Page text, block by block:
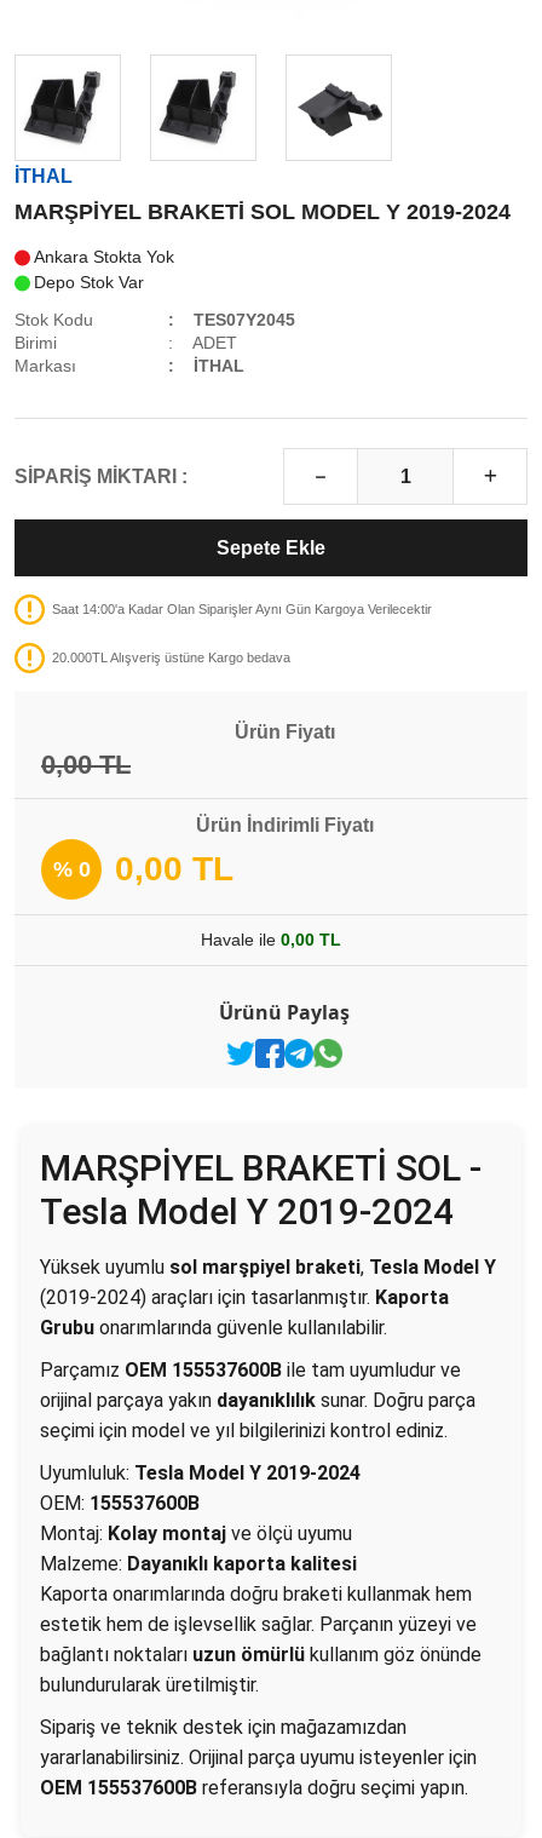
İTHAL
MARŞPİYEL BRAKETİ SOL MODEL Y 2019-2024
Ankara Stokta Yok
Depo Stok Var
Stok Kodu
TES07Y2045
Birimi
ADET
Markası
İTHAL
SİPARİŞ MİKTARI :
Sepete Ekle
Saat 14:00'a Kadar Olan Siparişler Aynı Gün Kargoya Verilecektir
20.000TL Alışveriş üstüne Kargo bedava
Ürün Fiyatı
0,00 TL
Ürün İndirimli Fiyatı
% 0 0,00 TL
Havale ile 0,00 TL
Ürünü Paylaş
MARŞPİYEL BRAKETİ SOL -
Tesla Model Y 2019-2024
Yüksek uyumlu sol marşpiyel braketi, Tesla Model Y
(2019-2024) araçları için tasarlanmıştır. Kaporta
Grubuonarımlarında güvenle kullanılabilir.
Parçamız OEM 155537600Bile tam uyumludur ve
orijinal parçaya yakın dayanıklılıksunar. Doğru parça
seçimi için model ve yıl bilgilerinizi kontrol ediniz.
Uyumluluk: Tesla Model Y 2019-2024
OEM: 155537600B
Montaj: Kolay montajve ölçü uyumu
Malzeme: Dayanıklı kaporta kalitesi
Kaporta onarımlarında doğru braketi kullanmak hem
estetik hem de işlevsellik sağlar. Parçanın yüzeyi ve
bağlantı noktaları uzun ömürlükullanım göz önünde
bulundurularak üretilmiştir.
Sipariş ve teknik destek için mağazamızdan
yararlanabilirsiniz. Orijinal parça uyumu isteyenler için
OEM 155537600Breferansıyla doğru seçimi yapın.